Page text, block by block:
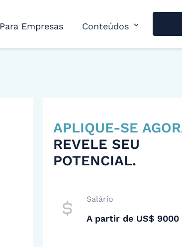
Para Empresas Conteúdos expand_more
APLIQUE-SE
REVELE SEU
POTENCIAL.
Salário
A partir de US$ 9000